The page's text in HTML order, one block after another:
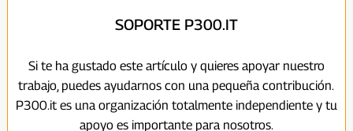
SOPORTE P300.IT
Si te ha gustado este artículo y quieres apoyar nuestro
trabajo, puedes ayudarnos con una pequeña contribución.
P300.it es una organización totalmente independiente y tu
apoyo es importante para nosotros.